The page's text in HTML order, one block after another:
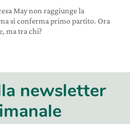
May non raggiunge la
si conferma primo partito. Ora
ma tra chi?
newsletter